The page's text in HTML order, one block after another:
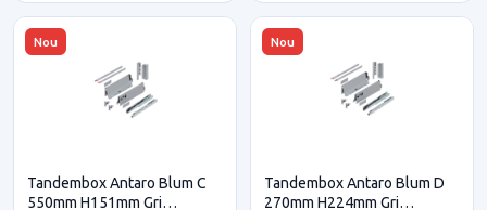
Nou
Tandembox Antaro Blum C
550mm H151mm Gri
Nou
Tandembox Antaro Blum D
270mm H224mm Gri